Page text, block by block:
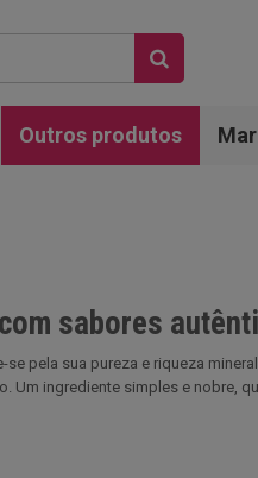
Outros produtos
sabores
pela sua pureza e riqueza
ingrediente simples e nobre,